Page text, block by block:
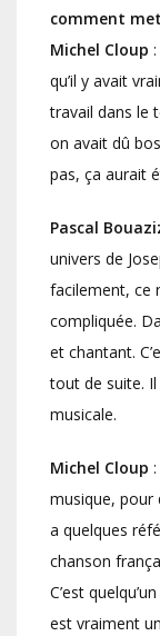
comment
Michel Cloup
qu’il y avait
travail dans le
on avait dû
pas, ça aurait
Pascal
univers de
facilement, ce
compliquée.
et chantant.
tout de suite. Il
musicale.
Michel Cloup
musique, pour
a quelques
chanson
C’est
est vraiment